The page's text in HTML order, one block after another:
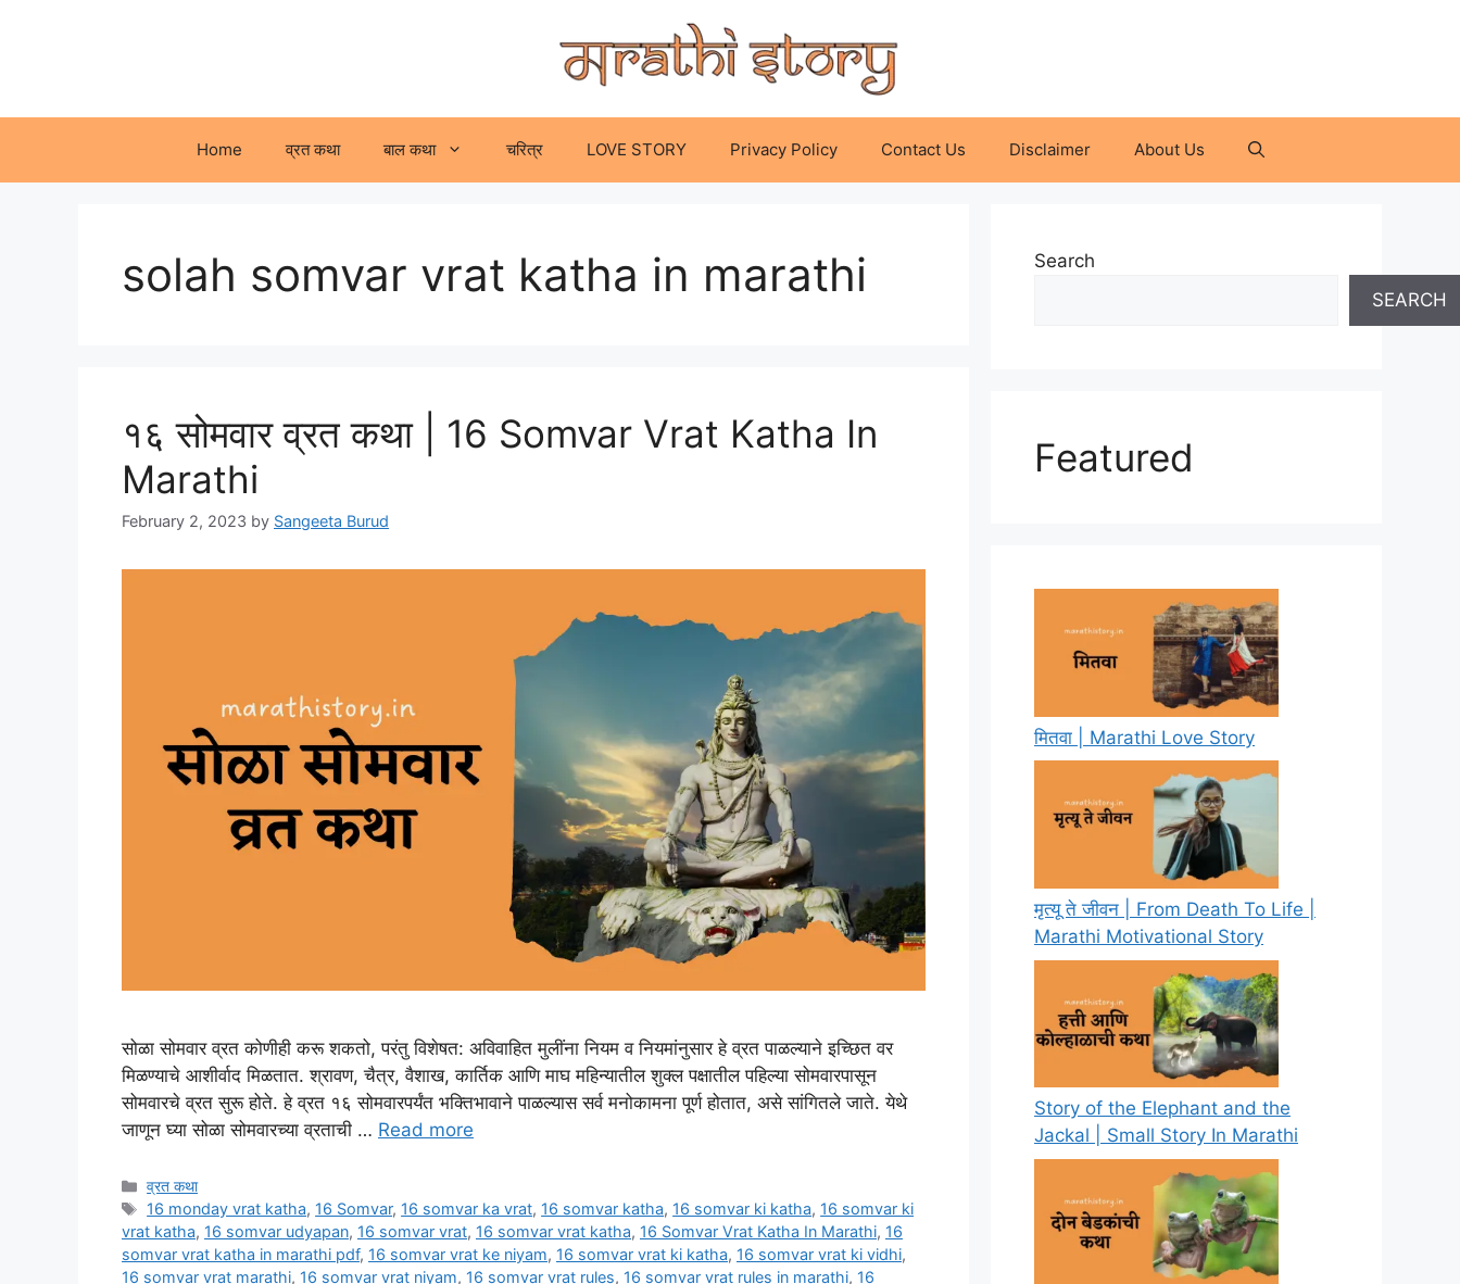
Home व्रत कथा बाल कथा चरित्र LOVE STORY Privacy Policy Contact Us Disclaimer About Us
solah somvar vrat katha in marathi
१६ सोमवार व्रत कथा | 16 Somvar Vrat Katha In
Marathi
February 2, 2023 by Sangeeta Burud
सोळा सोमवार व्रत कोणीही करू शकतो, परंतु विशेषत: अविवाहित मुलींना नियम व नियमांनुसार हे व्रत पाळल्याने इच्छित वर
मिळण्याचे आशीर्वाद मिळतात. श्रावण, चैत्र, वैशाख, कार्तिक आणि माघ महिन्यातील शुक्ल पक्षातील पहिल्या सोमवारपासून
सोमवारचे व्रत सुरू होते. हे व्रत १६ सोमवारपर्यंत भक्तिभावाने पाळल्यास सर्व मनोकामना पूर्ण होतात, असे सांगितले जाते. येथे
जाणून घ्या सोळा सोमवारच्या व्रताची … Read more
Categories
व्रत कथा
Tags
16 monday vrat katha, 16 Somvar, 16 somvar ka vrat, 16 somvar katha, 16 somvar ki katha, 16 somvar ki
vrat katha, 16 somvar udyapan, 16 somvar vrat, 16 somvar vrat katha, 16 Somvar Vrat Katha In Marathi, 16
somvar vrat katha in marathi pdf, 16 somvar vrat ke niyam, 16 somvar vrat ki katha, 16 somvar vrat ki vidhi,
16 somvar vrat marathi, 16 somvar vrat niyam, 16 somvar vrat rules, 16 somvar vrat rules in marathi, 16
Search
SEARCH
Featured
मितवा | Marathi Love Story
मृत्यू ते जीवन | From Death To Life |
Marathi Motivational Story
Story of the Elephant and the
Jackal | Small Story In Marathi